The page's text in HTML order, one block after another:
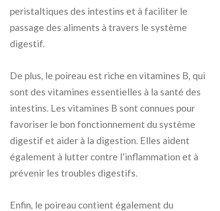
peristaltiques des intestins et à faciliter le
passage des aliments à travers le système
digestif.
De plus, le poireau est riche en vitamines B, qui
sont des vitamines essentielles à la santé des
intestins. Les vitamines B sont connues pour
favoriser le bon fonctionnement du système
digestif et aider à la digestion. Elles aident
également à lutter contre l’inflammation et à
prévenir les troubles digestifs.
Enfin, le poireau contient également du